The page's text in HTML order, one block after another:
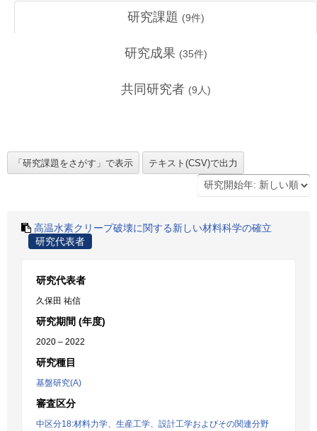
研究課題 (9件)
研究成果 (35件)
共同研究者 (9 人)
高温水素クリープ破壊に関する新しい材料科学の確立
研究代表者
研究代表者
久保田 祐信
研究期間 (年度)
2020 – 2022
研究種目
基盤研究(A)
審査区分
中区分18:材料力学、生産工学、設計工学およびその関連分野